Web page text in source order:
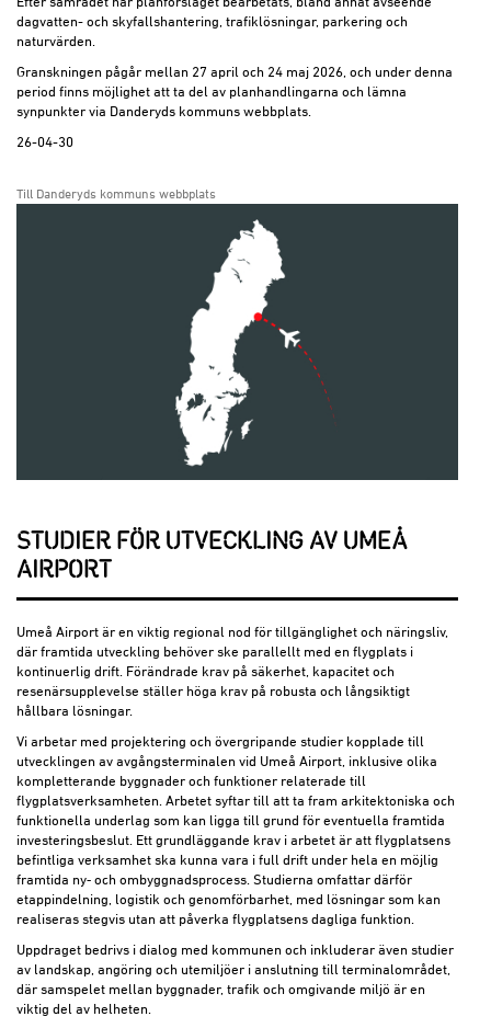
dagvatten- och skyfallshantering, trafiklösningar, parkering och
naturvärden.
Granskningen pågår mellan 27 april och 24 maj 2026, och under denna
period finns möjlighet att ta del av planhandlingarna och lämna
synpunkter via Danderyds kommuns webbplats.
26-04-30
Till Danderyds kommuns webbplats
STUDIER FÖR UTVECKLING AV UMEÅ
AIRPORT
Umeå Airport är en viktig regional nod för tillgänglighet och näringsliv,
där framtida utveckling behöver ske parallellt med en flygplats i
kontinuerlig drift. Förändrade krav på säkerhet, kapacitet och
resenärsupplevelse ställer höga krav på robusta och långsiktigt
hållbara lösningar.
Vi arbetar med projektering och övergripande studier kopplade till
utvecklingen av avgångsterminalen vid Umeå Airport, inklusive olika
kompletterande byggnader och funktioner relaterade till
flygplatsverksamheten. Arbetet syftar till att ta fram arkitektoniska och
funktionella underlag som kan ligga till grund för eventuella framtida
investeringsbeslut. Ett grundläggande krav i arbetet är att flygplatsens
befintliga verksamhet ska kunna vara i full drift under hela en möjlig
framtida ny‑ och ombyggnadsprocess. Studierna omfattar därför
etappindelning, logistik och genomförbarhet, med lösningar som kan
realiseras stegvis utan att påverka flygplatsens dagliga funktion.
Uppdraget bedrivs i dialog med kommunen och inkluderar även studier
av landskap, angöring och utemiljöer i anslutning till terminalområdet,
där samspelet mellan byggnader, trafik och omgivande miljö är en
viktig del av helheten.